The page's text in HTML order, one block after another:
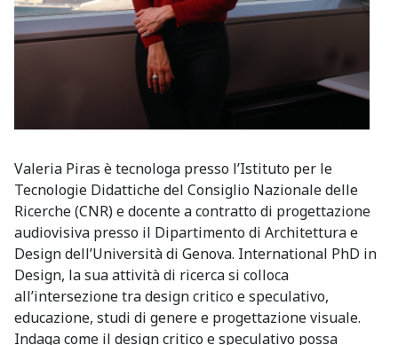
Valeria Piras è tecnologa presso l’Istituto per le
Tecnologie Didattiche del Consiglio Nazionale delle
Ricerche (CNR) e docente a contratto di progettazione
audiovisiva presso il Dipartimento di Architettura e
Design dell’Università di Genova. International PhD in
Design, la sua attività di ricerca si colloca
all’intersezione tra design critico e speculativo,
educazione, studi di genere e progettazione visuale.
Indaga come il design critico e speculativo possa